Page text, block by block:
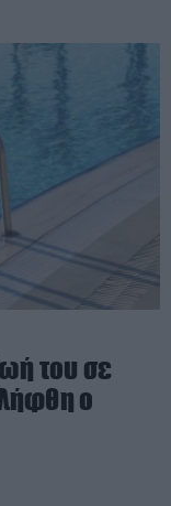
του σε
ο